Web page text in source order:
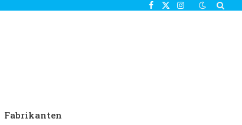
Facebook
X
Instagram
Fabrikanten